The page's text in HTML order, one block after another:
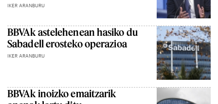
IKER ARANBURU
BBVAk astelehenean hasiko du
Sabadell erosteko operazioa
IKER ARANBURU
BBVAk inoizko emaitzarik